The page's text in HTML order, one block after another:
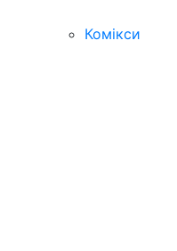
Комікси